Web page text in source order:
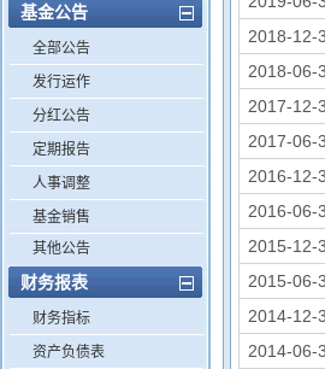
基金公告
全部公告
发行运作
分红公告
定期报告
人事调整
基金销售
其他公告
财务报表
财务指标
资产负债表
2018-12-
2018-06-
2017-12-
2017-06-
2016-12-
2016-06-
2015-12-
2015-06-
2014-12-
2014-06-